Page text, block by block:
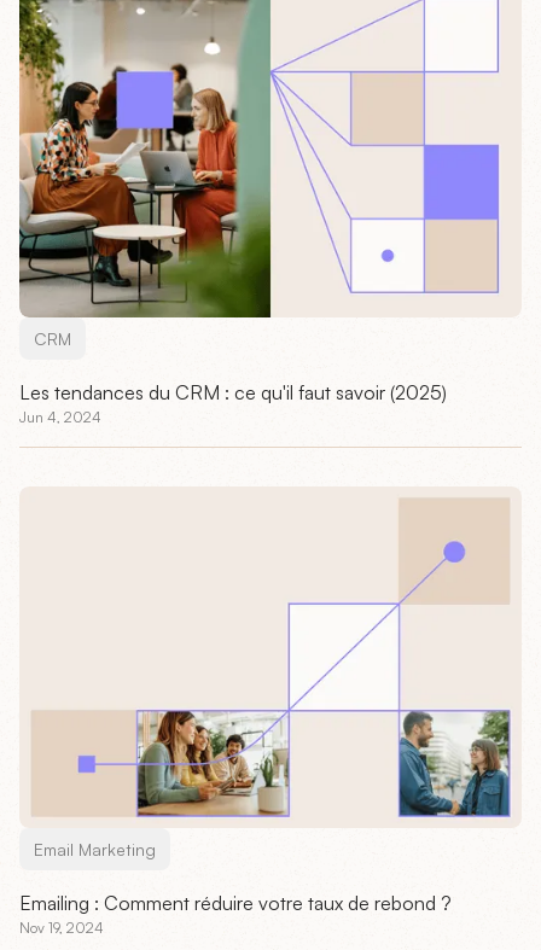
CRM
Les tendances du CRM : ce qu'il faut savoir (2025)
Jun 4, 2024
Email Marketing
Emailing : Comment réduire votre taux de rebond ?
Nov 19, 2024